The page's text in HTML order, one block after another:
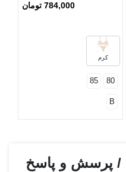
صورتی
784,000 تومان
کرم
80
85
B
/ پرسش و پاسخ